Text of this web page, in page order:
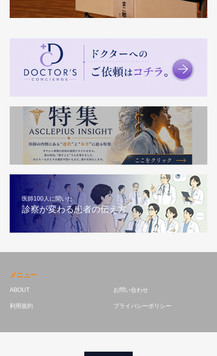
医師100人に聞いた
診察が変わる患者の伝え方
メニュー
ABOUT お問い合わせ
利用規約 プライバシーポリシー